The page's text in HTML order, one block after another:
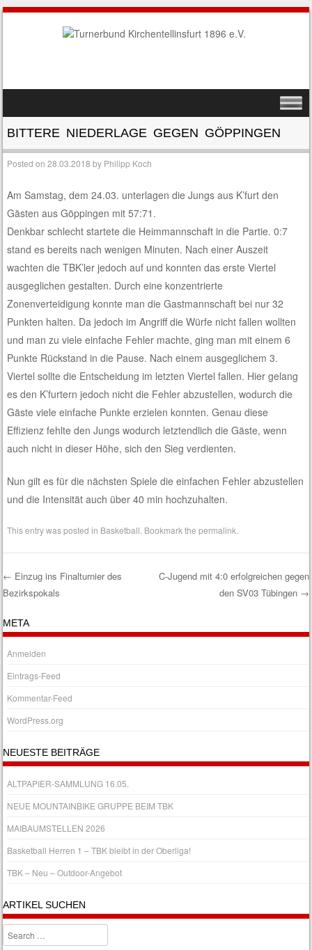
MENU
BITTERE NIEDERLAGE GEGEN GÖPPINGEN
Posted on28.03.2018 by Philipp Koch
Am Samstag, dem 24.03. unterlagen die Jungs aus K’furt den
Gästen aus Göppingen mit 57:71.
Denkbar schlecht startete die Heimmannschaft in die Partie. 0:7
stand es bereits nach wenigen Minuten. Nach einer Auszeit
wachten die TBK’ler jedoch auf und konnten das erste Viertel
ausgeglichen gestalten. Durch eine konzentrierte
Zonenverteidigung konnte man die Gastmannschaft bei nur 32
Punkten halten. Da jedoch im Angriff die Würfe nicht fallen wollten
und man zu viele einfache Fehler machte, ging man mit einem 6
Punkte Rückstand in die Pause. Nach einem ausgeglichem 3.
Viertel sollte die Entscheidung im letzten Viertel fallen. Hier gelang
es den K’furtern jedoch nicht die Fehler abzustellen, wodurch die
Gäste viele einfache Punkte erzielen konnten. Genau diese
Effizienz fehlte den Jungs wodurch letztendlich die Gäste, wenn
auch nicht in dieser Höhe, sich den Sieg verdienten.
Nun gilt es für die nächsten Spiele die einfachen Fehler abzustellen
und die Intensität auch über 40 min hochzuhalten.
This entry was posted in Basketball . Bookmark thepermalink
Post navigation
← Einzug ins Finalturnier des
Bezirkspokals
C-Jugend mit 4:0 erfolgreichen gegen
den SV03 Tübingen →
META
Anmelden
Eintrags-Feed
Kommentar-Feed
WordPress.org
NEUESTE BEITRÄGE
ALTPAPIER-SAMMLUNG 16.05.
NEUE MOUNTAINBIKE GRUPPE BEIM TBK
MAIBAUMSTELLEN 2026
Basketball Herren 1 – TBK bleibt in der Oberliga!
TBK – Neu – Outdoor-Angebot
ARTIKEL SUCHEN
Search